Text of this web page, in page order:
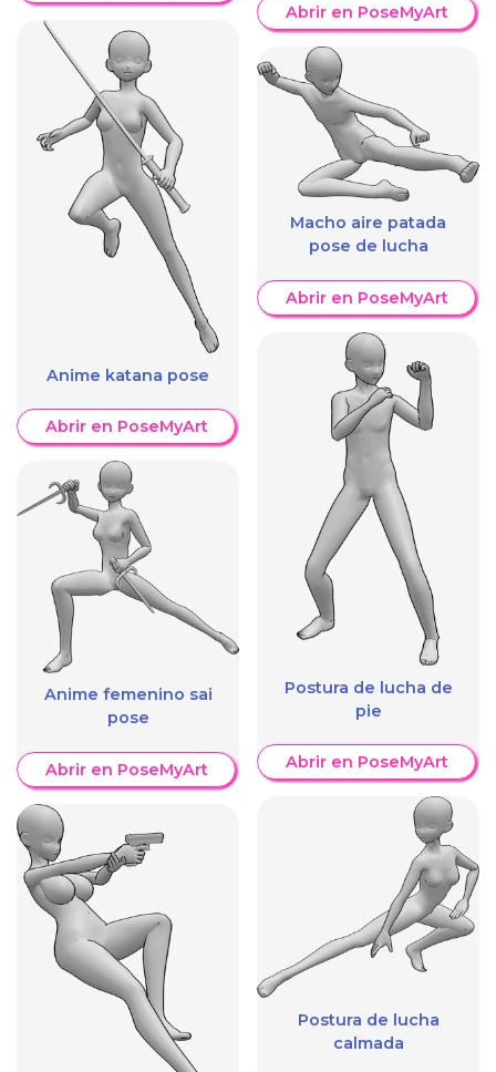
Anime katana pose
Abrir en PoseMyArt
Anime femenino sai
pose
Abrir en PoseMyArt
Abrir en PoseMyArt
Macho aire patada
pose de lucha
Abrir en PoseMyArt
Postura de lucha de
pie
Abrir en PoseMyArt
Postura de lucha
calmada